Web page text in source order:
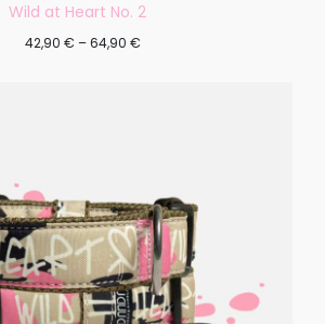
Wild at Heart No. 2
42,90 € –64,90 €